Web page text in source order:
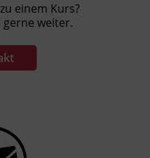
einem Kurs?
weiter.